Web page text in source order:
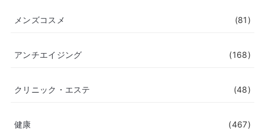
メンズコスメ (81)
アンチエイジング (168)
クリニック・エステ (48)
健康 (467)